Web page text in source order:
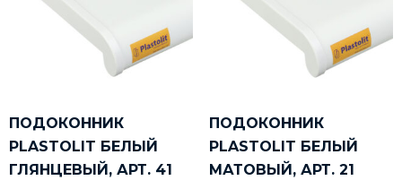
ПОДОКОННИК
PLASTOLIT БЕЛЫЙ
ГЛЯНЦЕВЫЙ, АРТ. 41
ПОДОКОННИК
PLASTOLIT БЕЛЫЙ
МАТОВЫЙ, АРТ. 21